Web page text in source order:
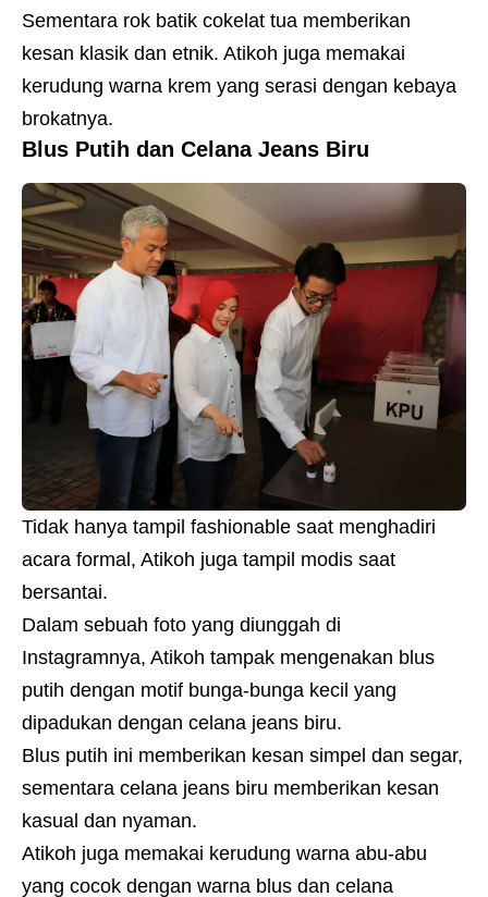
Sementara rok batik cokelat tua memberikan
kesan klasik dan etnik. Atikoh juga memakai
kerudung warna krem yang serasi dengan kebaya
brokatnya.
Blus Putih dan Celana Jeans Biru
Tidak hanya tampil fashionable saat menghadiri
acara formal, Atikoh juga tampil modis saat
bersantai.
Dalam sebuah foto yang diunggah di
Instagramnya, Atikoh tampak mengenakan blus
putih dengan motif bunga-bunga kecil yang
dipadukan dengan celana jeans biru.
Blus putih ini memberikan kesan simpel dan segar,
sementara celana jeans biru memberikan kesan
kasual dan nyaman.
Atikoh juga memakai kerudung warna abu-abu
yang cocok dengan warna blus dan celana